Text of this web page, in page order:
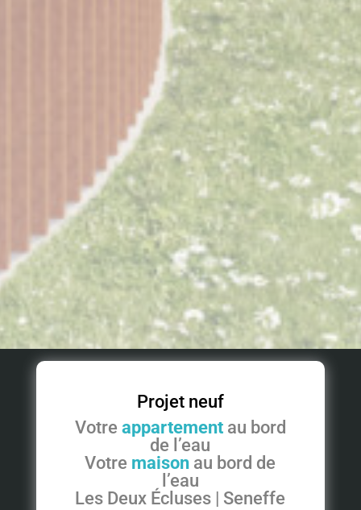
Projet neuf
Votre appartementau bord
de l’eau
Votre maison au bord de
l’eau
Les Deux Écluses | Seneffe